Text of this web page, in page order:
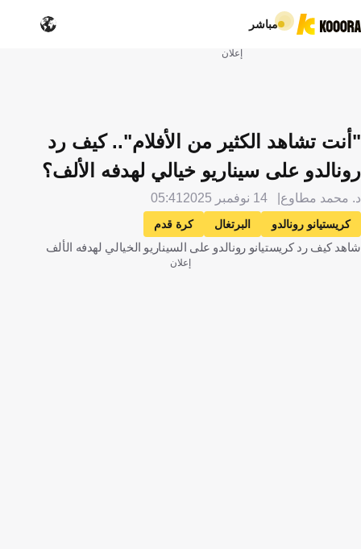
مباشر
إعلان
"أنت تشاهد الكثير من الأفلام".. كيف رد
رونالدو على سيناريو خيالي لهدفه الألف؟
د. محمد مطاوع 14 نوفمبر 2025 05:41
كريستيانو رونالدو البرتغال كرة قدم
شاهد كيف رد كريستيانو رونالدو على السيناريو الخيالي لهدفه الألف
إعلان